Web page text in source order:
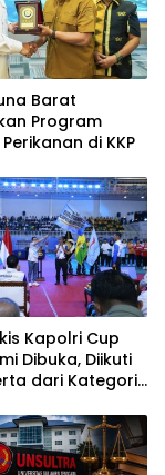
Barat
Program
di KKP
Kapolri Cup
Dibuka, Diikuti
dari Kategori